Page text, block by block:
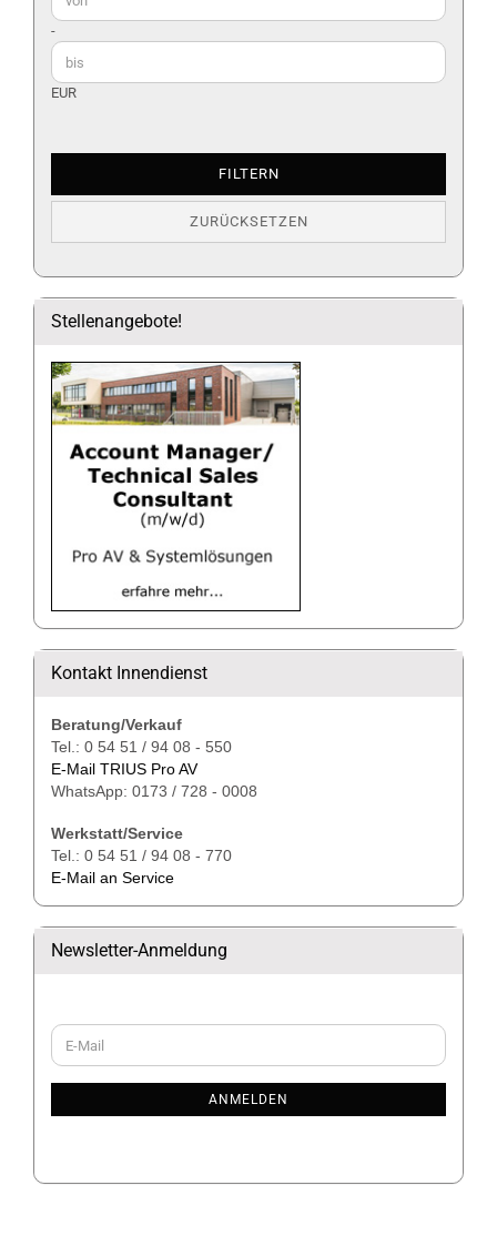
-
EUR
FILTERN
ZURÜCKSETZEN
Stellenangebote!
Kontakt Innendienst
Beratung/Verkauf
Tel.: 0 54 51 / 94 08 - 550
E-Mail TRIUS Pro AV
WhatsApp: 0173 / 728 - 0008
Werkstatt/Service
Tel.: 0 54 51 / 94 08 - 770
E-Mail an Service
Newsletter-Anmeldung
WEITER
ZUR
E-
Mail
ANMELDEN